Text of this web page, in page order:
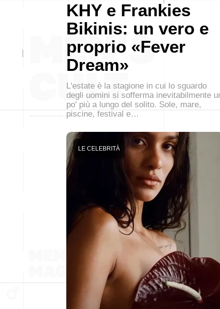
KHY e Frankies
Bikinis: un vero e
proprio «Fever
Dream»
L'estate è la stagione in cui lo sguardo
degli uomini si sofferma inevitabilmente
po' più a lungo del solito. Sole, mare,
piscine, festival e…
LE CELEBRITÀ